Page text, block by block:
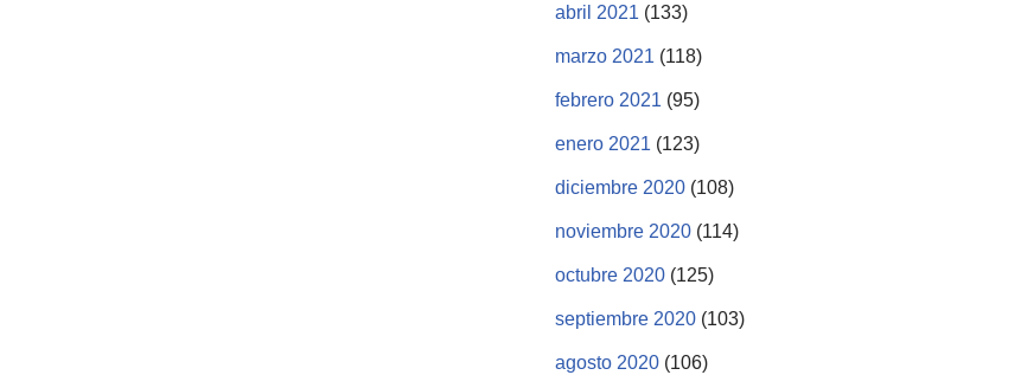
abril 2021 (133)
marzo 2021 (118)
febrero 2021 (95)
enero 2021 (123)
diciembre 2020 (108)
noviembre 2020 (114)
octubre 2020 (125)
septiembre 2020 (103)
agosto 2020 (106)